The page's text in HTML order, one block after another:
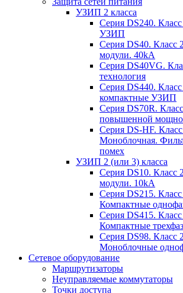
УЗИП 2 класса
Серия DS240.
УЗИП
Серия DS40. Класс
модули. 40kA
Серия DS40VG.
технология
Серия DS440.
компактные УЗИП
Серия DS70R.
повышенной
Серия DS-HF.
Моноблочная.
помех
УЗИП 2 (или 3) класса
Серия DS10. Класс
модули. 10kA
Серия DS215.
Компактные
Серия DS415.
Компактные
Серия DS98. Класс
Моноблочные
Сетевое оборудование
Маршрутизаторы
Неуправляемые коммутаторы
Точки доступа